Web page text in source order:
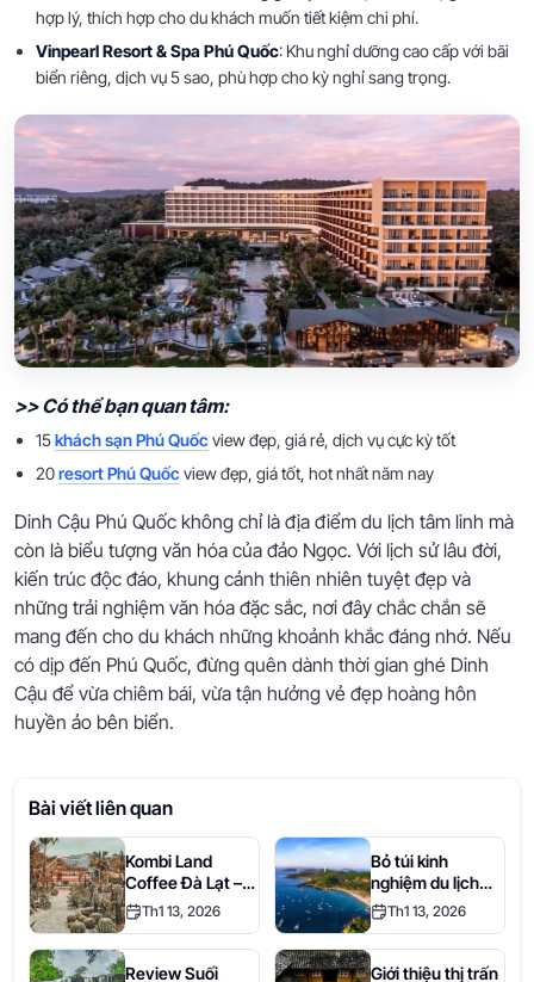
hợp lý, thích hợp cho du khách muốn tiết kiệm chi phí.
Vinpearl Resort & Spa Phú Quốc: Khu nghỉ dưỡng cao cấp với bãi
biển riêng, dịch vụ 5 sao, phù hợp cho kỳ nghỉ sang trọng.
>> Có thể bạn quan tâm:
15khách sạn Phú Quốcview đẹp, giá rẻ, dịch vụ cực kỳ tốt
20resort Phú Quốcview đẹp, giá tốt, hot nhất năm nay
Dinh Cậu Phú Quốc không chỉ là địa điểm du lịch tâm linh mà
còn là biểu tượng văn hóa của đảo Ngọc. Với lịch sử lâu đời,
kiến trúc độc đáo, khung cảnh thiên nhiên tuyệt đẹp và
những trải nghiệm văn hóa đặc sắc, nơi đây chắc chắn sẽ
mang đến cho du khách những khoảnh khắc đáng nhớ. Nếu
có dịp đến Phú Quốc, đừng quên dành thời gian ghé Dinh
Cậu để vừa chiêm bái, vừa tận hưởng vẻ đẹp hoàng hôn
huyền ảo bên biển.
Bài viết liên quan
Kombi Land
Coffee Đà Lạt –
Ốc đảo xương
rồng cực chất
Th1 13, 2026
Bỏ túi kinh
nghiệm du lịch
Phú Quốc tự túc
cho lần đầu khám
phá
Th1 13, 2026
Review Suối
Giới thiệu thị trấn